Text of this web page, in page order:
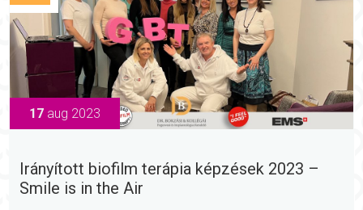
17 aug 2023
Irányított biofilm terápia képzések 2023 –
Smile is in the Air